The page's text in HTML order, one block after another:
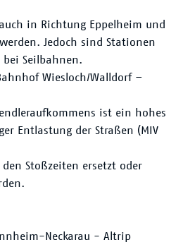
in Richtung Eppelheim und
Jedoch sind Stationen
Seilbahnen.
Wiesloch/Walldorf –
ist ein hohes
Entlastung der Straßen (MIV
den Stoßzeiten ersetzt oder
Neckarau - Altrip